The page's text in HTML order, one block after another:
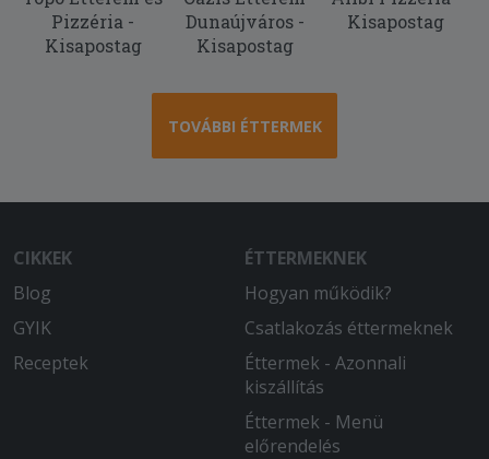
Köszönöm.
Gyors, precíz szállítás,îzletes finom
Az étel finom volt. A probléma az volt,
Finom volt a pizza. Fogunk még
2025-08-03 - Katalin:
Maximálisan elégedettek vagyunk
minden rendelés alkalmával!
Pizzéria -
Kisapostag
Dunaújváros -
Kisapostag
Kisapostag
TOVÁBBI ÉTTERMEK
CIKKEK
Blog
GYIK
Receptek
ÉTTERMEKNEK
Hogyan működik?
Csatlakozás éttermeknek
Éttermek - Azonnali
kiszállítás
Éttermek - Menü
előrendelés